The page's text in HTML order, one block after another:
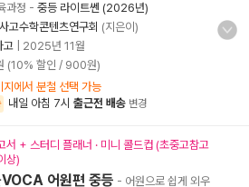
과정 - 중등 라이트쎈 (2026년)
고수학콘텐츠연구회 (지은이)
고
2025년 11월
(10% 할인 / 900원)
지에서 분철 선택 가능
내일 아침 7시 출근전 배송 변경
서 + 스터디 플래너 · 미니 콜드컵 (초중고참고
상)
어원편 중등 - 어원으로 쉽게 외우